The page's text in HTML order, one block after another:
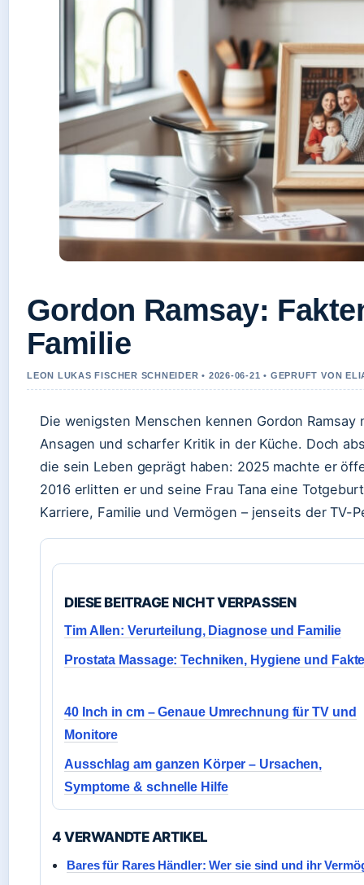
Gordon Ramsay:
Familie
LEON LUKAS FISCHER SCHNEIDER • 2026-06-21 • GEPRUFT VON
Die wenigsten Menschen kennen Gordon
Ansagen und scharfer Kritik in der Küche. Doch
die sein Leben geprägt haben: 2025 machte er
2016 erlitten er und seine Frau Tana eine
Karriere, Familie und Vermögen – jenseits der TV-
DIESE BEITRAGE NICHT VERPASSEN
Tim Allen: Verurteilung, Diagnose und Familie
Prostata Massage: Techniken, Hygiene und
40 Inch in cm – Genaue Umrechnung für TV und
Monitore
Ausschlag am ganzen Körper – Ursachen,
Symptome & schnelle Hilfe
4 VERWANDTE ARTIKEL
Bares für Rares Händler: Wer sie sind und ihr